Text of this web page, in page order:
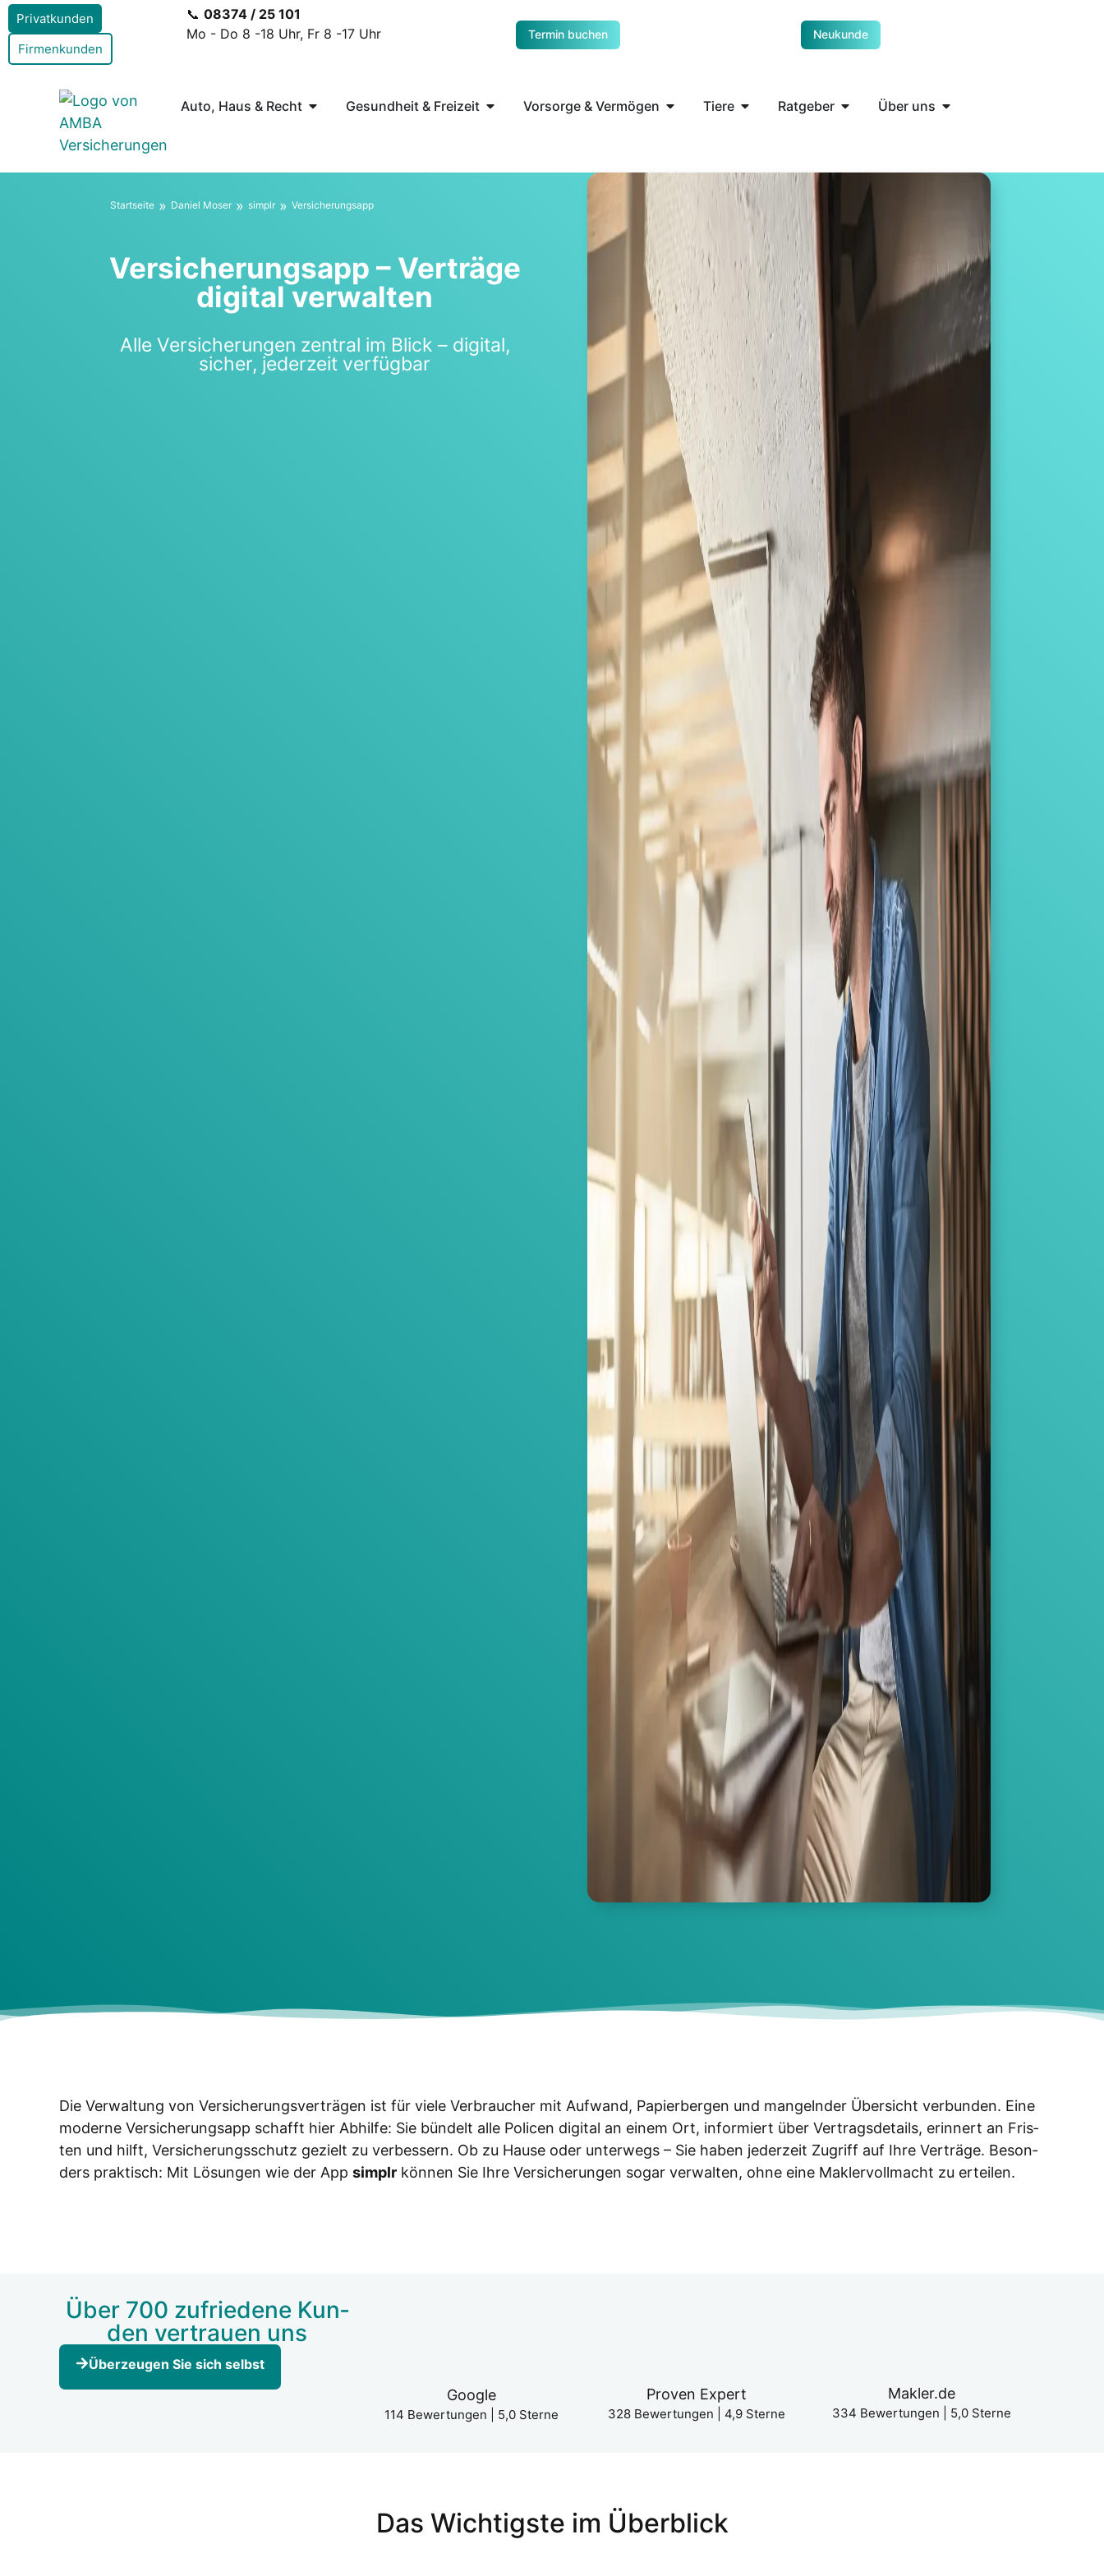
Privatkunden
Firmenkunden
📞 08374 / 25 101
Mo - Do 8 -18 Uhr, Fr 8 -17 Uhr
Termin buchen Neukunde
Auto, Haus & Recht Gesundheit & Freizeit Vorsorge & Vermögen Tiere Ratgeber Über uns
Start­sei­te » Dani­el Moser » sim­plr » Ver­si­che­rungs­app
Ver­si­che­rungs­app – Ver­trä­ge
digi­tal ver­wal­ten
Alle Ver­si­che­run­gen zen­tral im Blick – digi­tal,
sicher, jeder­zeit ver­füg­bar
Die Ver­wal­tung von Ver­si­che­rungs­ver­trä­gen ist für vie­le Ver­brau­cher mit Auf­wand, Papier­ber­gen und man­geln­der Über­sicht ver­bun­den. Eine
moder­ne Ver­si­che­rungs­app schafft hier Abhil­fe: Sie bün­delt alle Poli­cen digi­tal an einem Ort, infor­miert über Ver­trags­de­tails, erin­nert an Fris­
ten und hilft, Ver­si­che­rungs­schutz gezielt zu ver­bes­sern. Ob zu Hau­se oder unter­wegs – Sie haben jeder­zeit Zugriff auf Ihre Ver­trä­ge. Beson­
ders prak­tisch: Mit Lösun­gen wie der App sim­plr kön­nen Sie Ihre Ver­si­che­run­gen sogar ver­wal­ten, ohne eine Mak­ler­voll­macht zu ertei­len.
Über 700 zufrie­de­ne Kun­
den ver­trau­en uns
Über­zeu­gen Sie sich selbst
Goog­le
114 Bewer­tun­gen | 5,0 Ster­ne
Pro­ven Expert
328 Bewer­tun­gen | 4,9 Ster­ne
Makler.de
334 Bewer­tun­gen | 5,0 Ster­ne
Das Wich­tigs­te im Über­blick